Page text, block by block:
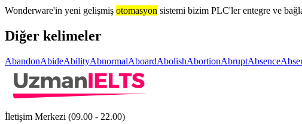
Wonderware'in yeni gelişmiş otomasyon sistemi bizim PLC'ler entegre ve
Diğer kelimeler
AbandonAbideAbilityAbnormalAboardAbolishAbortionAbruptAbsence
İletişim Merkezi (09.00 - 22.00)